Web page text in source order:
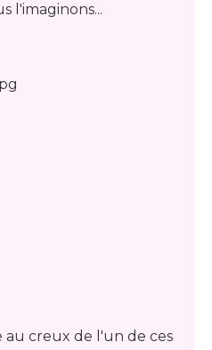
l'imaginons...
au creux de l'un de ces